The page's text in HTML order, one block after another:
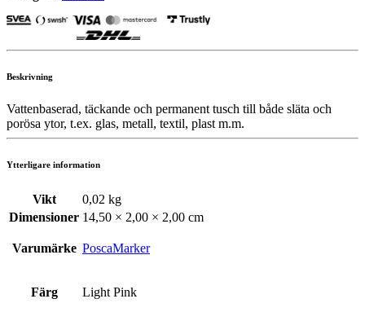
Beskrivning
Vattenbaserad, täckande och permanent tusch till både släta och
porösa ytor, t.ex. glas, metall, textil, plast m.m.
Ytterligare information
Vikt
0,02 kg
Dimensioner 14,50 × 2,00 × 2,00 cm
Varumärke PoscaMarker
Färg Light Pink